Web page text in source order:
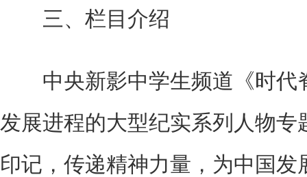
三、栏目介绍
中央新影中学生频道《时代
发展进程的大型纪实系列人物专
印记，传递精神力量，为中国